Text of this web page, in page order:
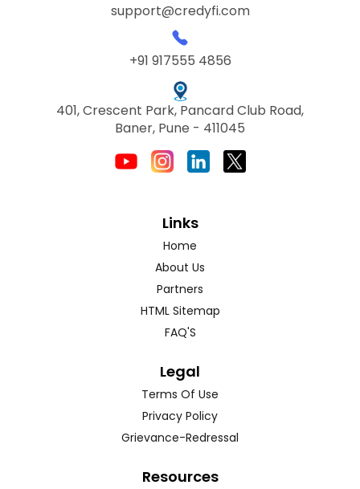
support@credyfi.com
+91 917555 4856
401, Crescent Park, Pancard Club Road,
Baner, Pune - 411045
Links
Home
About Us
Partners
HTML Sitemap
FAQ'S
Legal
Terms Of Use
Privacy Policy
Grievance-Redressal
Resources